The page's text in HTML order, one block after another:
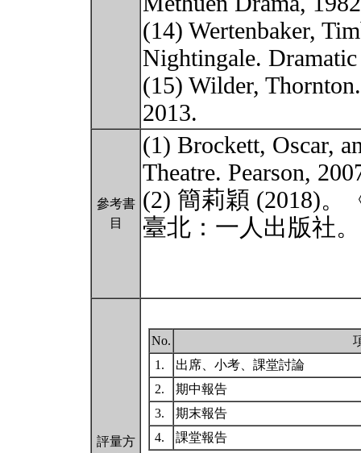
(14) Wertenbaker,
Nightingale.
(15) Wilder,
2013.
參考書
目
(1) Brockett, Oscar,
Theatre. Pearson,
(2) 簡莉穎 (2018)。
臺北：一人出版社。
評量方
No.
1.
出席、小考、課堂討論
2.
期中報告
3.
期末報告
4.
課堂報告